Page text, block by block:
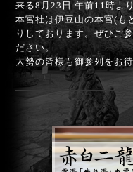
来る8月23日 午前11時よ
本宮社は伊豆山の本宮(も
りしております。ぜひご
ださい。
大勢の皆様も御参列をお